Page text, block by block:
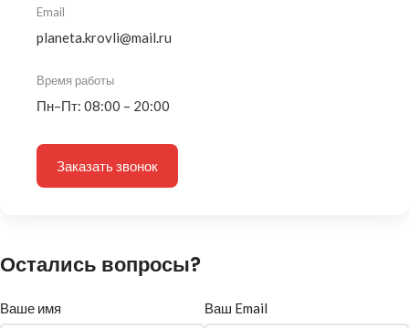
Email
planeta.krovli@mail.ru
Время работы
Пн–Пт: 08:00 – 20:00
Заказать звонок
Остались вопросы?
Ваше имя Ваш Email